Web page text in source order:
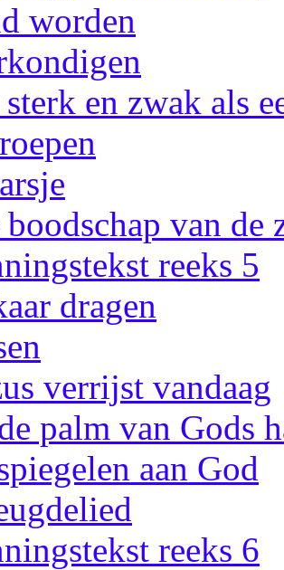
worden
en zwak als
van de
reeks 5
dragen
verrijst vandaag
palm van Gods
aan God
reeks 6